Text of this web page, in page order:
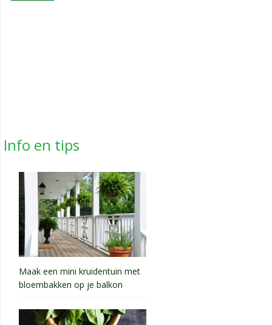
Info en tips
Maak een mini kruidentuin met
bloembakken op je balkon